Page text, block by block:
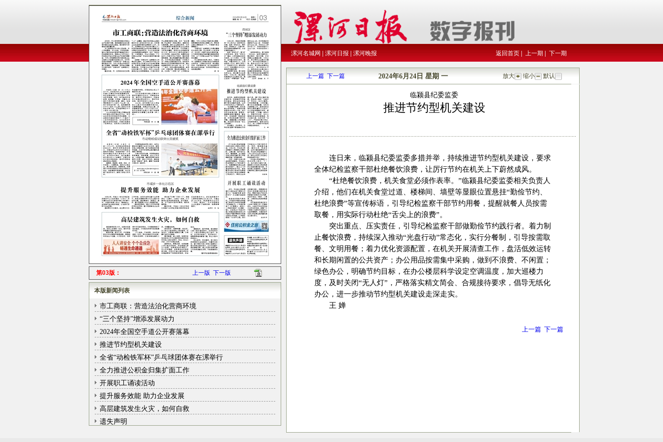
第03版： 上一版 下一版
本版新闻列表
市工商联：营造法治化营商环境
“三个坚持”增添发展动力
2024年全国空手道公开赛落幕
推进节约型机关建设
全省“动检铁军杯”乒乓球团体赛在漯举行
全力推进公积金归集扩面工作
开展职工诵读活动
提升服务效能 助力企业发展
高层建筑发生火灾，如何自救
遗失声明
返回首页| 上一期 下一期
漯河名城网 漯河日报 漯河晚报
上一篇 下一篇 2024年6月24日 星期 一 放大 缩小 默认
临颍县纪委监委
推进节约型机关建设
连日来，临颍县纪委监委多措并举，持续推进节约型机关建设，要求
全体纪检监察干部杜绝餐饮浪费，让厉行节约在机关上下蔚然成风。
“杜绝餐饮浪费，机关食堂必须作表率。”临颍县纪委监委相关负责人
介绍，他们在机关食堂过道、楼梯间、墙壁等显眼位置悬挂“勤俭节约、
杜绝浪费”等宣传标语，引导纪检监察干部节约用餐，提醒就餐人员按需
取餐，用实际行动杜绝“舌尖上的浪费”。
突出重点、压实责任，引导纪检监察干部做勤俭节约践行者。着力制
止餐饮浪费，持续深入推动“光盘行动”常态化，实行分餐制，引导按需取
餐、文明用餐；着力优化资源配置，在机关开展清查工作，盘活低效运转
和长期闲置的公共资产；办公用品按需集中采购，做到不浪费、不闲置；
绿色办公，明确节约目标，在办公楼层科学设定空调温度，加大巡楼力
度，及时关闭“无人灯”，严格落实精文简会、合规接待要求，倡导无纸化
办公，进一步推动节约型机关建设走深走实。
王 婵
上一篇 下一篇